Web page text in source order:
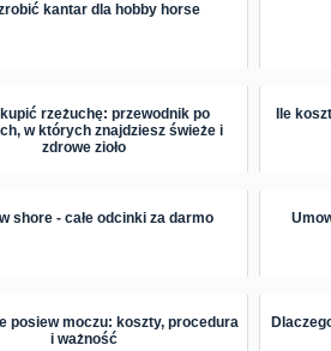
kantar dla hobby horse
rzeżuchę: przewodnik po
w których znajdziesz świeże i
zdrowe zioło
Ile
shore - całe odcinki za darmo
posiew moczu: koszty, procedura
i ważność